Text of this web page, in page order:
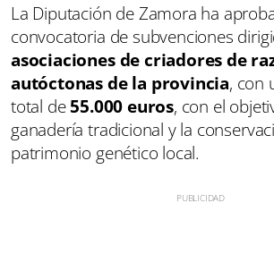
La Diputación de Zamora ha
convocatoria de subvenciones
asociaciones de criadores de
autóctonas de la provincia, con
total de55.000 euros, con el
ganadería tradicional y la
patrimonio genético local.